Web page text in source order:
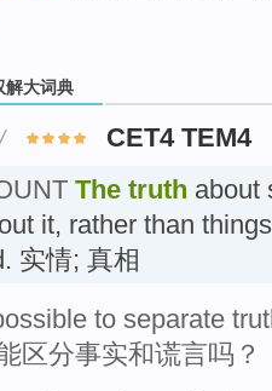
解大词典
CET4 TEM4
The truth about
it, rather than
实情; 真相
to separate
区分事实和谎言吗？